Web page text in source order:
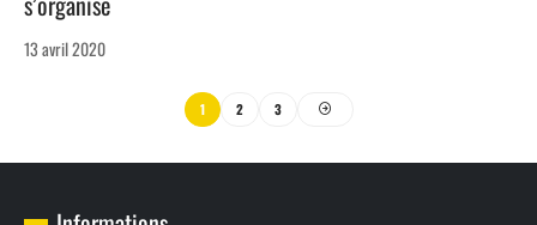
13 avril 2020
1 2 3